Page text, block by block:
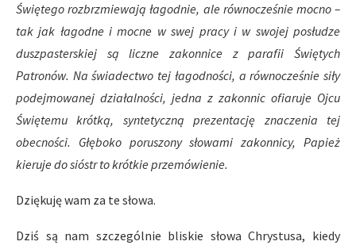
Świętego rozbrzmiewają łagodnie, ale równocześnie mocno –
tak jak łagodne i mocne w swej pracy i w swojej posłudze
duszpasterskiej są liczne zakonnice z parafii Świętych
Patronów. Na świadectwo tej łagodności, a równocześnie siły
podejmowanej działalności, jedna z zakonnic ofiaruje Ojcu
Świętemu krótką, syntetyczną prezentację znaczenia tej
obecności. Głęboko poruszony słowami zakonnicy, Papież
kieruje do sióstr to krótkie przemówienie.
Dziękuję wam za te słowa.
Dziś są nam szczególnie bliskie słowa Chrystusa, kiedy